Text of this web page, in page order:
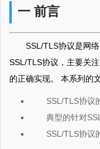
一 前言
SSL/TLS协议是网
SSL/TLS协议，主要关
的正确实现。 本系列的
SSL/TLS协议
典型的针对
SSL/TLS协议